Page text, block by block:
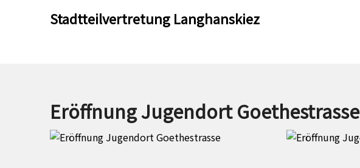
Stadtteilvertretung Langhanskiez
Eröffnung Jugendort Goethestrasse